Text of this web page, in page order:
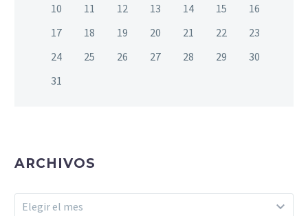
10
11 12 13 14 15
16
17
18 19 20 21 22
23
24
25 26 27 28 29
30
31
ARCHIVOS
Archivos
Elegir el mes